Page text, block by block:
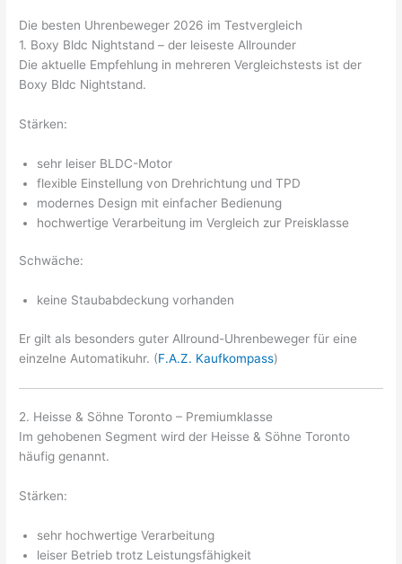
Die besten Uhrenbeweger 2026 im Testvergleich
1. Boxy Bldc Nightstand – der leiseste Allrounder
Die aktuelle Empfehlung in mehreren Vergleichstests ist der
Boxy Bldc Nightstand.
Stärken:
sehr leiser BLDC-Motor
flexible Einstellung von Drehrichtung und TPD
modernes Design mit einfacher Bedienung
hochwertige Verarbeitung im Vergleich zur Preisklasse
Schwäche:
keine Staubabdeckung vorhanden
Er gilt als besonders guter Allround-Uhrenbeweger für eine
einzelne Automatikuhr. (F.A.Z. Kaufkompass)
2. Heisse & Söhne Toronto – Premiumklasse
Im gehobenen Segment wird der Heisse & Söhne Toronto
häufig genannt.
Stärken:
sehr hochwertige Verarbeitung
leiser Betrieb trotz Leistungsfähigkeit